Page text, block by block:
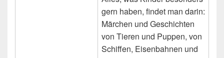
gern haben, findet man darin:
Märchen und Geschichten
von Tieren und Puppen, von
Schiffen, Eisenbahnen und